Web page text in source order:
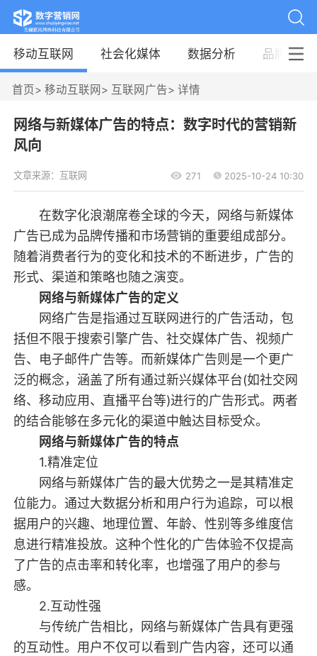
移动互联网 社会化媒体 数据分析 品牌案例
首页> 移动互联网 > 互联网广告> 详情
网络与新媒体广告的特点：数字时代的营销新
风向
文章来源：互联网 271 2025-10-24 10:30
在数字化浪潮席卷全球的今天，网络与新媒体
广告已成为品牌传播和市场营销的重要组成部分。
随着消费者行为的变化和技术的不断进步，广告的
形式、渠道和策略也随之演变。
网络与新媒体广告的定义
网络广告是指通过互联网进行的广告活动，包
括但不限于搜索引擎广告、社交媒体广告、视频广
告、电子邮件广告等。而新媒体广告则是一个更广
泛的概念，涵盖了所有通过新兴媒体平台(如社交网
络、移动应用、直播平台等)进行的广告形式。两者
的结合能够在多元化的渠道中触达目标受众。
网络与新媒体广告的特点
1.精准定位
网络与新媒体广告的最大优势之一是其精准定
位能力。通过大数据分析和用户行为追踪，可以根
据用户的兴趣、地理位置、年龄、性别等多维度信
息进行精准投放。这种个性化的广告体验不仅提高
了广告的点击率和转化率，也增强了用户的参与
感。
2.互动性强
与传统广告相比，网络与新媒体广告具有更强
的互动性。用户不仅可以看到广告内容，还可以通